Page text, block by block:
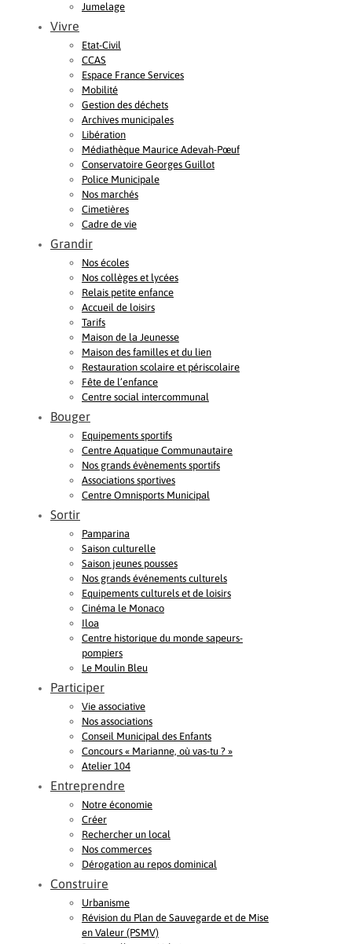
Jumelage
Vivre
Etat-Civil
CCAS
Espace France Services
Mobilité
Gestion des déchets
Archives municipales
Libération
Médiathèque Maurice Adevah-Pœuf
Conservatoire Georges Guillot
Police Municipale
Nos marchés
Cimetières
Cadre de vie
Grandir
Nos écoles
Nos collèges et lycées
Relais petite enfance
Accueil de loisirs
Tarifs
Maison de la Jeunesse
Maison des familles et du lien
Restauration scolaire et périscolaire
Fête de l’enfance
Centre social intercommunal
Bouger
Equipements sportifs
Centre Aquatique Communautaire
Nos grands évènements sportifs
Associations sportives
Centre Omnisports Municipal
Sortir
Pamparina
Saison culturelle
Saison jeunes pousses
Nos grands événements culturels
Equipements culturels et de loisirs
Cinéma le Monaco
Iloa
Centre historique du monde sapeurs-
pompiers
Le Moulin Bleu
Participer
Vie associative
Nos associations
Conseil Municipal des Enfants
Concours « Marianne, où vas-tu ? »
Atelier 104
Entreprendre
Notre économie
Créer
Rechercher un local
Nos commerces
Dérogation au repos dominical
Construire
Urbanisme
Révision du Plan de Sauvegarde et de Mise
en Valeur (PSMV)